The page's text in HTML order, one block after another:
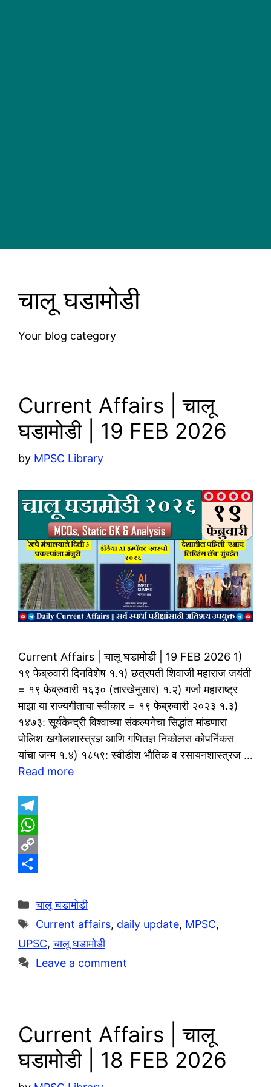
चालू घडामोडी
Your blog category
Current Affairs | चालू
घडामोडी | 19 FEB 2026
by MPSC Library
Current Affairs | चालू घडामोडी | 19 FEB 2026 1)
१९ फेब्रुवारी दिनविशेष १.१) छत्रपती शिवाजी महाराज जयंती
= १९ फेब्रुवारी १६३० (तारखेनुसार) १.२) गर्जा महाराष्ट्र
माझा या राज्यगीताचा स्वीकार = १९ फेब्रुवारी २०२३ १.३)
१४७३: सूर्यकेन्द्री विश्वाच्या संकल्पनेचा सिद्धांत मांडणारा
पोलिश खगोलशास्त्रज्ञ आणि गणितज्ञ निकोलस कोपर्निकस
यांचा जन्म १.४) १८५९: स्वीडीश भौतिक व रसायनशास्त्रज …
Read more
T
e
g
r
a
m
W
h
t
s
A
p
C
p
y
L
i
h
a
r
e
Categories
चालू घडामोडी
Tags
Current affairs, daily update, MPSC,
UPSC,चालू घडामोडी
Leave a comment
Current Affairs | चालू
घडामोडी | 18 FEB 2026